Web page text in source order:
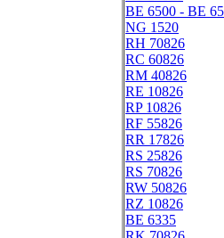
BE 6500 - BE
NG 1520
RH 70826
RC 60826
RM 40826
RE 10826
RP 10826
RF 55826
RR 17826
RS 25826
RS 70826
RW 50826
RZ 10826
BE 6335